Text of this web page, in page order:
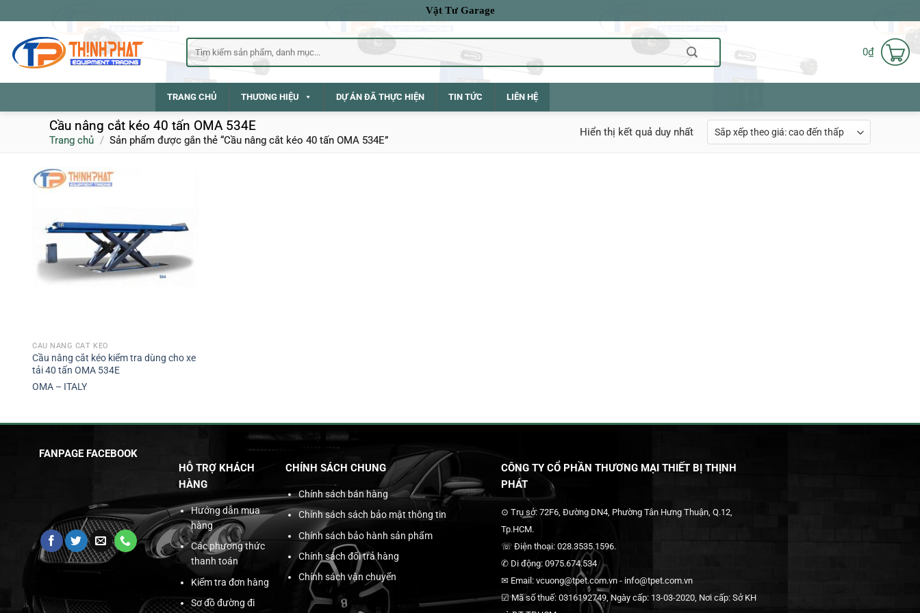
qua
dung
Vật Tư Garage
Tìm
kiếm:
0₫
TRANG CHỦ THƯƠNG HIỆU DỰ ÁN ĐÃ THỰC HIỆN TIN TỨC LIÊN HỆ
Cầu nâng cắt kéo 40 tấn OMA 534E
Trang chủ / Sản phẩm được gắn thẻ “Cầu nâng cắt kéo 40 tấn OMA 534E”
Hiển thị kết quả duy nhất
CẦU NÂNG CẮT KÉO
Cầu nâng cắt kéo kiểm tra dùng cho xe
tải 40 tấn OMA 534E
OMA – ITALY
FANPAGE FACEBOOK
HỖ TRỢ KHÁCH
HÀNG
Hướng dẫn mua
hàng
Các phương thức
thanh toán
Kiểm tra đơn hàng
Sơ đồ đường đi
CHÍNH SÁCH CHUNG
Chính sách bán hàng
Chính sách sách bảo mật thông tin
Chính sách bảo hành sản phẩm
Chính sách đổi trả hàng
Chính sách vận chuyển
CÔNG TY CỔ PHẦN THƯƠNG MẠI THIẾT BỊ THỊNH
PHÁT
⊙ Trụ sở: 72F6, Đường DN4, Phường Tân Hưng Thuận, Q.12,
Tp.HCM.
☏ Điện thoại: 028.3535.1596.
✆ Di động: 0975.674.534
✉ Email: vcuong@tpet.com.vn - info@tpet.com.vn
☑ Mã số thuế: 0316192749, Ngày cấp: 13-03-2020, Nơi cấp: Sở KH